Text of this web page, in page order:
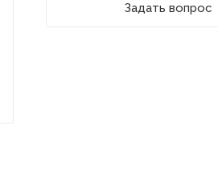
Задать вопрос